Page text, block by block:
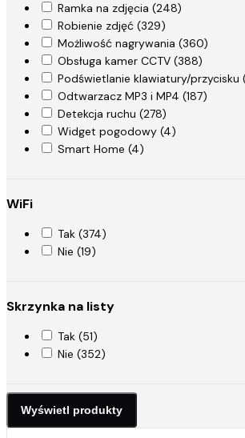
Ramka na zdjęcia (248)
Robienie zdjęć (329)
Możliwość nagrywania (360)
Obsługa kamer CCTV (388)
Podświetlanie klawiatury/przycisku
Odtwarzacz MP3 i MP4 (187)
Detekcja ruchu (278)
Widget pogodowy (4)
Smart Home (4)
WiFi
Tak (374)
Nie (19)
Skrzynka na listy
Tak (51)
Nie (352)